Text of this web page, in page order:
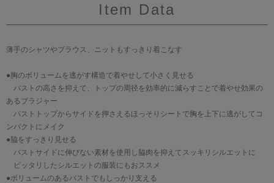
Item Data
薄手のシャツやブラウス、ニットもすっきり着こなす
●胸のボリュームを逃がす構造で着やせして小さく見せる
バストの高さを抑えて、トップの周径を効率的に減らすことで着やせ効果の
あるブラジャー
バストトップからサイドを押さえるほっそりシートで胸を上下に逃がしてコ
ンパクトにメイク
●脇をすっきり見せる
バストサイドに伸びない素材を使用し脇肉を抑えてスッキリシルエットに
ピッタリしたシルエットの服装にもおススメ
●ボリュームのあるバストでもしっかり支える